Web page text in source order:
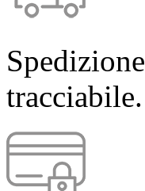
tracciabile.